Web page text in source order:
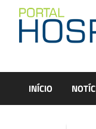
content
INÍCIO